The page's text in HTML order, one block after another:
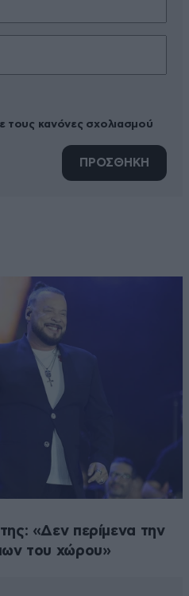
τους κανόνες σχολιασμού
ΠΡΟΣΘΗΚΗ
«Δεν περίμενα την
του χώρου»